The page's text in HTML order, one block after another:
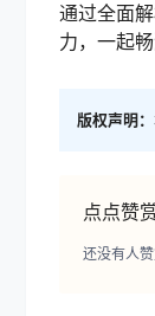
通过全面
力，一起
版权声明：
点点赞
还没有人